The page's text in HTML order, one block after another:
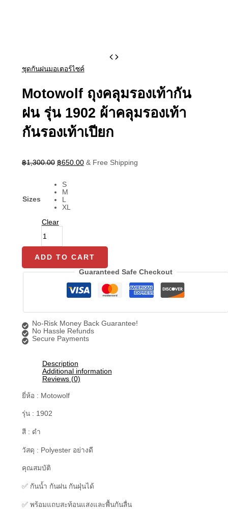
ชุดกันฝนมอเตอร์ไซค์
Motowolf ถุงคลุมรองเท้ากัน
ฝน รุ่น 1902 ผ้าคลุมรองเท้า
กันรองเท้าเปียก
฿1,300.00
price
was:
฿650.00
price
is:
& Free Shipping
Sizes
S
M
L
XL
Clear
ถุง
รองเท้า
กัน
ฝน
1902
รองเท้า
เปียก
ADD TO CART
Guaranteed Safe Checkout
No-Risk Money Back Guarantee!
No Hassle Refunds
Secure Payments
Description
Additional information
Reviews (0)
ยี่ห้อ : Motowolf
รุ่น : 1902
สี : ดำ
วัสดุ : Polyester อย่างดี
คุณสมบัติ
✅ กันน้ำ กันฝน กันฝุ่นได้
✅ พร้อมแถบสะท้อนแสงและพื้นกันลื่น